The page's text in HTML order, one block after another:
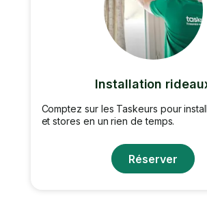
Installation
Comptez sur les Taskeurs pour
et stores en un rien de temps.
Réserver